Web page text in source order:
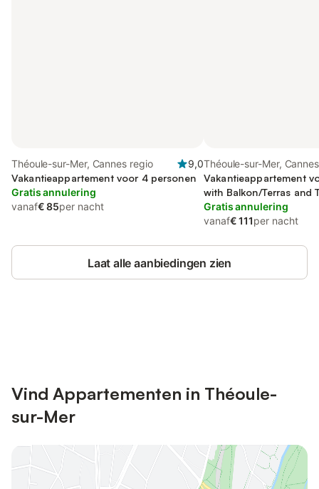
Théoule-sur-Mer, Cannes regio
9,0
Vakantieappartement voor 4 personen
Gratis annulering
vanaf€ 85per nacht
Théoule-sur-Mer,
Vakantieappartement
with Balkon/Terras and
Uitzicht
Gratis annulering
vanaf€ 111per nacht
Laat alle aanbiedingen zien
Vind Appartementen in Théoule-
sur-Mer